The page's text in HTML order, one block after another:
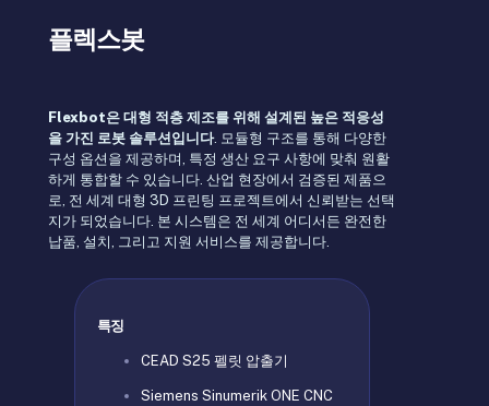
플렉스봇
Flexbot은 대형 적층 제조를 위해 설계된 높은 적응성
을 가진 로봇 솔루션입니다. 모듈형 구조를 통해 다양한
구성 옵션을 제공하며, 특정 생산 요구 사항에 맞춰 원활
하게 통합할 수 있습니다. 산업 현장에서 검증된 제품으
로, 전 세계 대형 3D 프린팅 프로젝트에서 신뢰받는 선택
지가 되었습니다. 본 시스템은 전 세계 어디서든 완전한
납품, 설치, 그리고 지원 서비스를 제공합니다.
특징
CEAD S25 펠릿 압출기
Siemens Sinumerik ONE CNC